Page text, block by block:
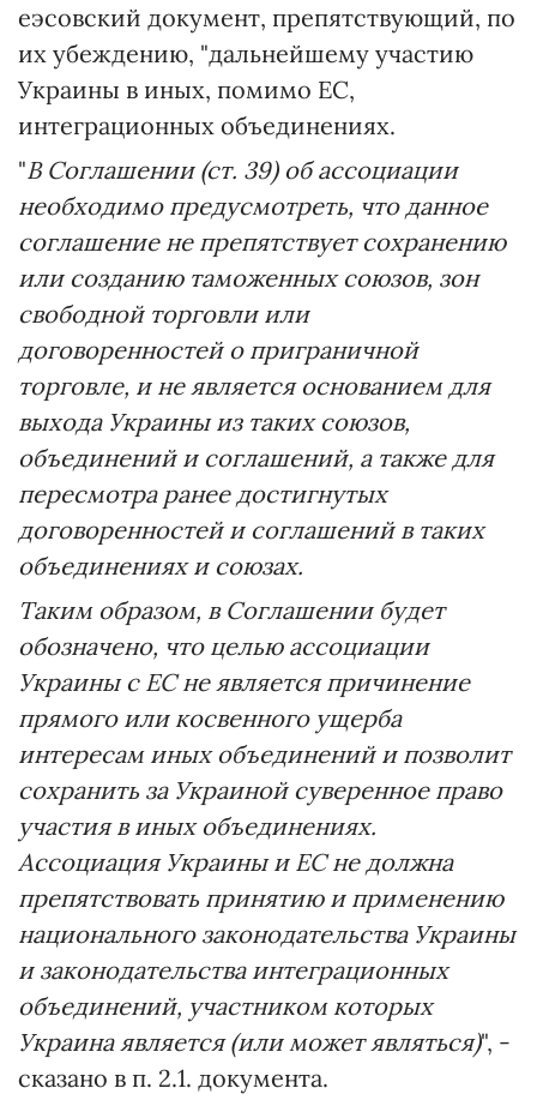
еэсовский документ, препятствующий, по
их убеждению, "дальнейшему участию
Украины в иных, помимо ЕС,
интеграционных объединениях.
"В Соглашении (ст. 39) об ассоциации
необходимо предусмотреть, что данное
соглашение не препятствует сохранению
или созданию таможенных союзов, зон
свободной торговли или
договоренностей о приграничной
торговле, и не является основанием для
выхода Украины из таких союзов,
объединений и соглашений, а также для
пересмотра ранее достигнутых
договоренностей и соглашений в таких
объединениях и союзах.
Таким образом, в Соглашении будет
обозначено, что целью ассоциации
Украины с ЕС не является причинение
прямого или косвенного ущерба
интересам иных объединений и позволит
сохранить за Украиной суверенное право
участия в иных объединениях.
Ассоциация Украины и ЕС не должна
препятствовать принятию и применению
национального законодательства Украины
и законодательства интеграционных
объединений, участником которых
Украина является (или может являться)", -
сказано в п. 2.1. документа.